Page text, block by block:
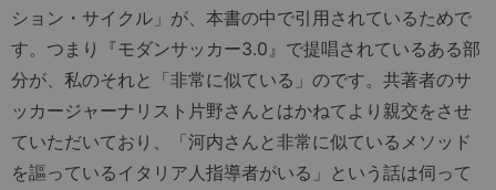
ション・サイクル」が、本書の中で引用されているためで
す。つまり『モダンサッカー3.0』で提唱されているある部
分が、私のそれと「非常に似ている」のです。共著者のサ
ッカージャーナリスト片野さんとはかねてより親交をさせ
ていただいており、「河内さんと非常に似ているメソッド
を謳っているイタリア人指導者がいる」という話は伺って